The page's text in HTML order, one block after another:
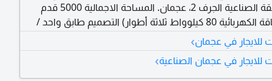
في المنطقة الصناعية الجرف 2، عجمان. المساحة الاجمالية 5000 قدم
مربع. الطاقة الكهربائية 80 كيلوواط ثلاثة أطوار) التصميم طابق واحد /
مناسب لجميع الأنشطة الصناعية والتجارية مثالي للتخزين
اللوجستية والتوزيع والصناعات الخفيفة. سهولة
وعمليات التحميل والتنزيل. مساحة واسعة مصممة
للايجار في عجمان›
في عجمان الصناعية›